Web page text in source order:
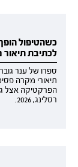
כשהטיפול
לכתיבת תיאור
ספרו של ענר
תיאורי מקרה
הפרקטיקה אצל
רסלינג, 2026.